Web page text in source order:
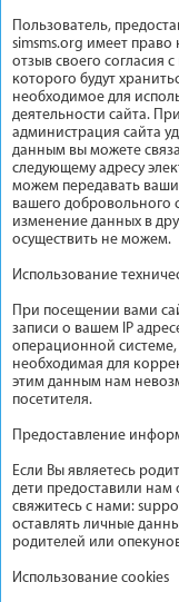
Пользователь,
simsms.org имеет право
отзыв своего согласия
которого будут
необходимое для
деятельности сайта.
администрация сайта
данным вы можете
следующему адресу
можем передавать
вашего добровольного
изменение данных в
осуществить не можем.
Использование
При посещении вами
записи о вашем IP
операционной
необходимая для
этим данным нам
посетителя.
Предоставление
Если Вы являетесь
дети предоставили нам
свяжитесь с нами:
оставлять личные
родителей или
Использование cookies